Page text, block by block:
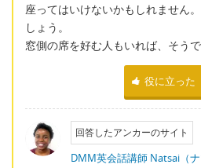
座ってはいけないかもしれません
しょう。
窓側の席を好む人もいれば、そうで
役に立った
回答したアンカーのサイト
DMM英会話講師 Natsai（ナ